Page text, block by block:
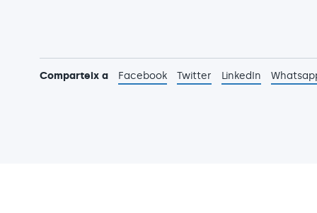
Comparteix a Facebook Twitter LinkedIn